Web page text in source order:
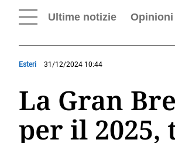
Ultime notizie Opinioni
Esteri 31/12/2024 10:44
La Gran
per il